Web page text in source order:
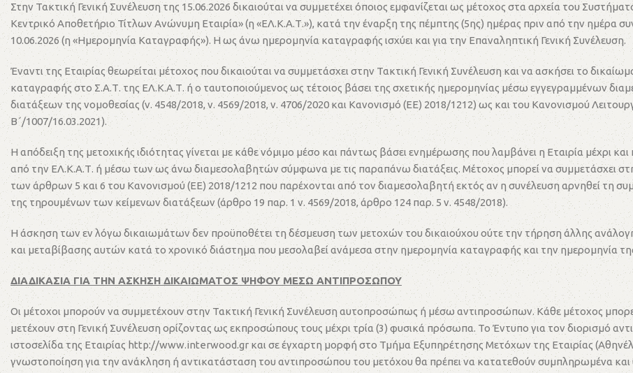
Στην Τακτική Γενική Συνέλευση της 15.06.2026 δικαιούται να συμμετέχει όποιος εμφανίζεται ως μέτοχος στα αρχεία του
Κεντρικό Αποθετήριο Τίτλων Ανώνυμη Εταιρία» (η «ΕΛ.Κ.Α.Τ.»), κατά την έναρξη της πέμπτης (5ης) ημέρας πριν από την ημέρα
10.06.2026 (η «Ημερομηνία Καταγραφής»). Η ως άνω ημερομηνία καταγραφής ισχύει και για την Επαναληπτική Γενική Συνέλευση.
Έναντι της Εταιρίας θεωρείται μέτοχος που δικαιούται να συμμετάσχει στην Τακτική Γενική Συνέλευση και να ασκήσει το
καταγραφής στο Σ.Α.Τ. της ΕΛ.Κ.Α.Τ. ή ο ταυτοποιούμενος ως τέτοιος βάσει της σχετικής ημερομηνίας μέσω εγγεγραμμένων
διατάξεων της νομοθεσίας (ν. 4548/2018, ν. 4569/2018, ν. 4706/2020 και Κανονισμό (ΕΕ) 2018/1212) ως και του Κανονισμού
Β΄/1007/16.03.2021).
Η απόδειξη της μετοχικής ιδιότητας γίνεται με κάθε νόμιμο μέσο και πάντως βάσει ενημέρωσης που λαμβάνει η Εταιρία μέχρι
από την ΕΛ.Κ.Α.Τ. ή μέσω των ως άνω διαμεσολαβητών σύμφωνα με τις παραπάνω διατάξεις. Μέτοχος μπορεί να συμμετάσχει
των άρθρων 5 και 6 του Κανονισμού (ΕΕ) 2018/1212 που παρέχονται από τον διαμεσολαβητή εκτός αν η συνέλευση αρνηθεί τη
της τηρουμένων των κείμενων διατάξεων (άρθρο 19 παρ. 1 ν. 4569/2018, άρθρο 124 παρ. 5 ν. 4548/2018).
Η άσκηση των εν λόγω δικαιωμάτων δεν προϋποθέτει τη δέσμευση των μετοχών του δικαιούχου ούτε την τήρηση άλλης
και μεταβίβασης αυτών κατά το χρονικό διάστημα που μεσολαβεί ανάμεσα στην ημερομηνία καταγραφής και την ημερομηνία
ΔΙΑΔΙΚΑΣΙΑ ΓΙΑ ΤΗΝ ΑΣΚΗΣΗ ΔΙΚΑΙΩΜΑΤΟΣ ΨΗΦΟΥ ΜΕΣΩ ΑΝΤΙΠΡΟΣΩΠΟΥ
Οι μέτοχοι μπορούν να συμμετέχουν στην Τακτική Γενική Συνέλευση αυτοπροσώπως ή μέσω αντιπροσώπων. Κάθε μέτοχος
μετέχουν στη Γενική Συνέλευση ορίζοντας ως εκπροσώπους τους μέχρι τρία (3) φυσικά πρόσωπα. Το Έντυπο για τον διορισμό
ιστοσελίδα της Εταιρίας http://www.interwood.gr και σε έγχαρτη μορφή στο Τμήμα Εξυπηρέτησης Μετόχων της Εταιρίας
γνωστοποίηση για την ανάκληση ή αντικατάσταση του αντιπροσώπου του μετόχου θα πρέπει να κατατεθούν συμπληρωμένα